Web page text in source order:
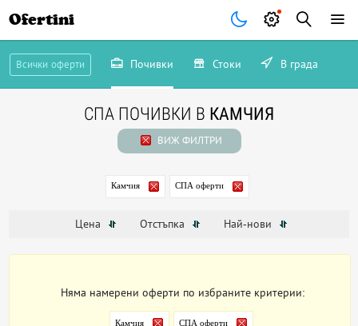
Ofertini
Всички оферти Почивки Стоки В града
СПА ПОЧИВКИ В КАМЧИЯ
ВИЖ ФИЛТРИ
Камчия СПА оферти
Цена Отстъпка Най-нови
Няма намерени оферти по избраните критерии:
Камчия СПА оферти